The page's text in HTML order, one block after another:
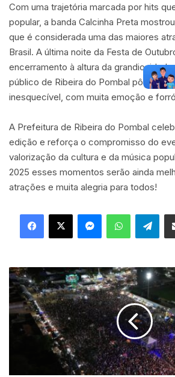
Com uma trajetória marcada por hits
popular, a banda Calcinha Preta
que é considerada uma das maiores
Brasil. A última noite da Festa de
encerramento à altura da
público de Ribeira do Pombal pôde
inesquecível, com muita emoção e
A Prefeitura de Ribeira do Pombal
edição e reforça o compromisso do
valorização da cultura e da música
2025 esses momentos serão ainda
atrações e muita alegria para todos!
Facebook
X MessengerWhatsApp
Segunda
Noite
Memorável:
Público
com